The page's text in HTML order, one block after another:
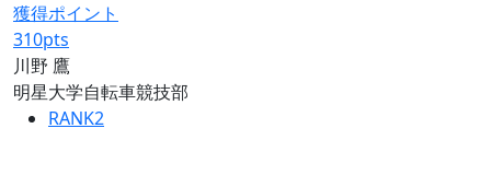
獲得ポイント
310pts
川野 鷹
明星大学自転車競技部
RANK2